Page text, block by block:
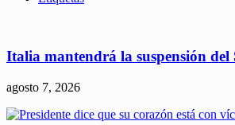
Italia mantendrá la suspensión del
agosto 7, 2026